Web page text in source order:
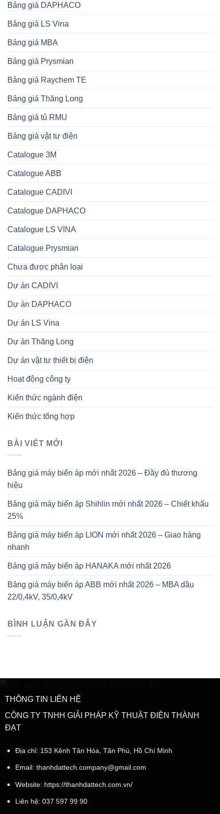
Bảng giá DAPHACO
Bảng giá LS Vina
Bảng giá MBA
Bảng giá Prysmian
Bảng giá Raychem TE
Bảng giá Thăng Long
Bảng giá tủ RMU
Bảng giá vật tư điện
Catalogue 3M
Catalogue ABB
Catalogue CADIVI
Catalogue DAPHACO
Catalogue LS VINA
Catalogue Prysmian
Chưa được phân loại
Dự án CADIVI
Dự án DAPHACO
Dự án LS Vina
Dự án Thăng Long
Dự án vật tư thiết bị điện
Hoạt động công ty
Kiến thức ngành điện
Kiến thức tổng hợp
BÀI VIẾT MỚI
Bảng giá máy biến áp mới nhất 2026 – Đầy đủ thương
hiệu
Bảng giá máy biến áp Shihlin mới nhất 2026 – Chiết khấu
25%
Bảng giá máy biến áp LION mới nhất 2026 – Giao hàng
nhanh
Bảng giá máy biến áp HANAKA mới nhất 2026
Bảng giá máy biến áp ABB mới nhất 2026 – MBA dầu
22/0,4kV, 35/0,4kV
BÌNH LUẬN GẦN ĐÂY
THÔNG TIN LIÊN HỆ
CÔNG TY TNHH GIẢI PHÁP KỸ THUẬT ĐIỆN THÀNH
ĐẠT
Địa chỉ: 153 Kênh Tân Hóa, Tân Phú, Hồ Chí Minh
Email: thanhdattech.company@gmail.com
Website: https://thanhdattech.com.vn/
Liên hệ: 037 597 99 90